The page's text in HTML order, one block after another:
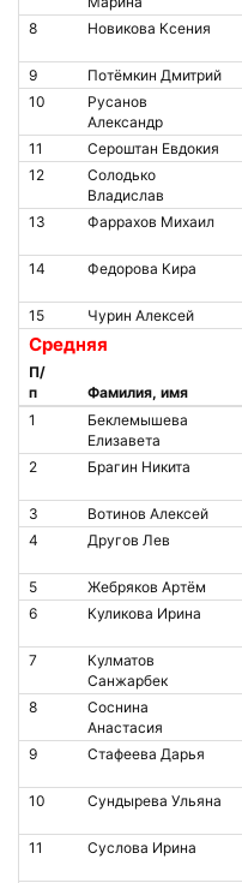
8
Новикова Ксения
9 Потёмкин Дмитрий
10
Русанов
Александр
11 Сероштан Евдокия
12
Солодько
Владислав
13 Фаррахов Михаил
14 Федорова Кира
15 Чурин Алексей
Средняя
П/
п
Фамилия, имя
1
Беклемышева
Елизавета
2 Брагин Никита
3 Вотинов Алексей
4
Другов Лев
5 Жебряков Артём
6
Куликова Ирина
7
Кулматов
Санжарбек
8
Соснина
Анастасия
9 Стафеева Дарья
10 Сундырева Ульяна
11 Суслова Ирина